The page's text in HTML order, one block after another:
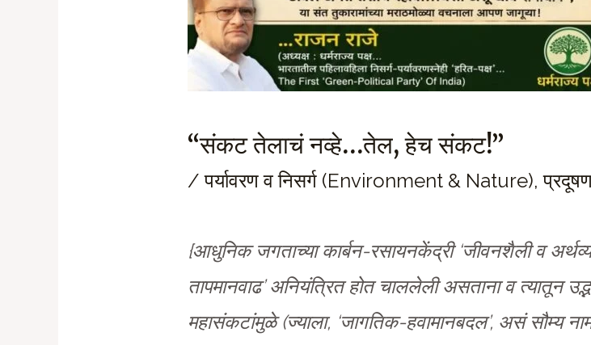
“संकट तेलाचं नव्हे…तेल, हेच संकट!”
/पर्यावरण व निसर्ग (Environment & Nature),
{आधुनिक जगताच्या कार्बन-रसायनकेंद्री ‘जीवनशैली व
तापमानवाढ’ अनियंत्रित होत चाललेली असताना व त्यातून
महासंकटांमुळे (ज्याला, ‘जागतिक-हवामानबदल’, असं सौम्य